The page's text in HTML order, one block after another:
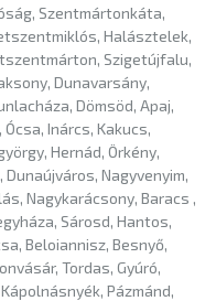
Szentmártonkáta,
Halásztelek,
Szigetújfalu,
Dunavarsány,
Dömsöd, Apaj,
Inárcs, Kakucs,
Hernád, Örkény,
Nagyvenyim,
Nagykarácsony, Baracs ,
Sárosd, Hantos,
Beloiannisz, Besnyő,
Tordas, Gyúró,
Pázmánd,